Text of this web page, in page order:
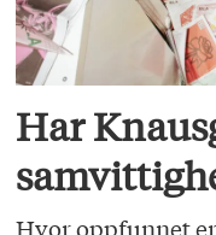
Har
Hvor oppfunnet